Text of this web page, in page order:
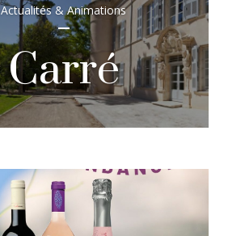
Actualités & Animations
Carré